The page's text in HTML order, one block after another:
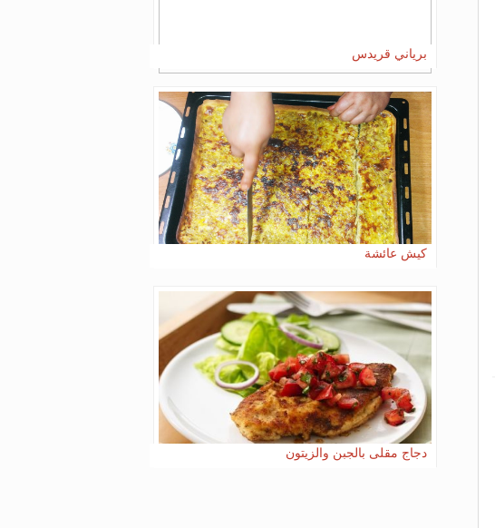
برياني قريدس
كيش عائشة
دجاج مقلى بالجبن والزيتون